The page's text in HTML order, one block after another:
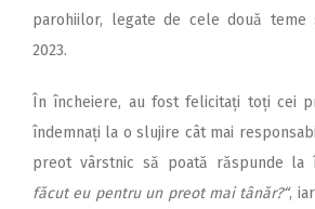
parohiilor, legate de cele două teme
2023.
În încheiere, au fost felicitați toți cei
îndemnați la o slujire cât mai
preot vârstnic să poată răspunde la
făcut eu pentru un preot mai tânăr?“,